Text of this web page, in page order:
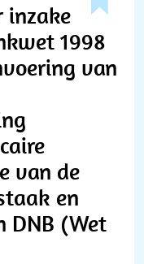
inzake
1998
van
van de
en
DNB (Wet